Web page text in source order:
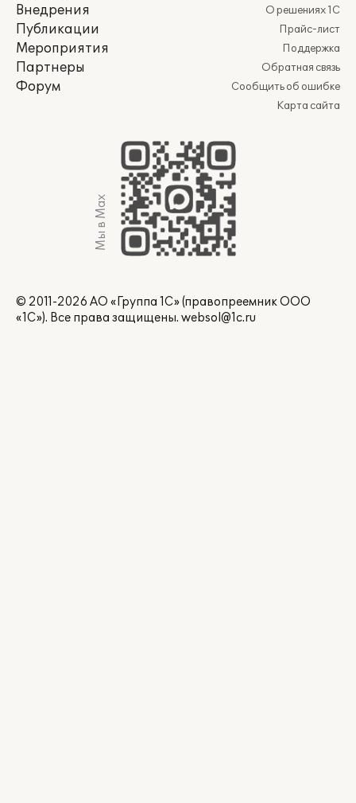
Внедрения
Публикации
Мероприятия
Партнеры
Форум
О решениях 1С
Прайс-лист
Поддержка
Обратная связь
Сообщить об ошибке
Карта сайта
Мы в Max
© 2011-2026 АО «Группа 1С» (правопреемник ООО
«1С»). Все права защищены. websol@1c.ru